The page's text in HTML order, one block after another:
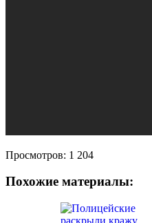
Просмотров: 1 204
Похожие материалы: